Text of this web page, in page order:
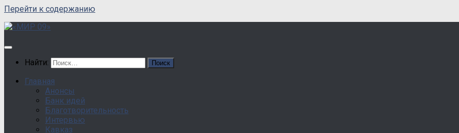
Перейти к содержанию
Найти:
Главная
Анонсы
Банк идей
Благотворительность
Интервью
Кавказ